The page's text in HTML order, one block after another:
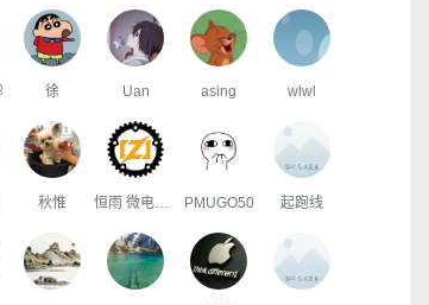
徐 Uan asing wlwl
秋惟 PMUGO50 起跑线